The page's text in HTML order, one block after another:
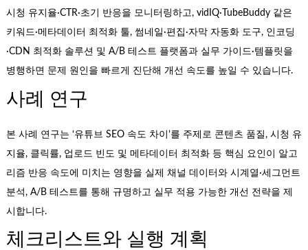
시청 유지율·CTR·초기 반응을 모니터링하고, vidIQ·TubeBuddy 같은
키워드·메타데이터 최적화 툴, 썸네일·편집·자막 자동화 도구, 인코딩
·CDN 최적화 솔루션 및 A/B 테스트 플랫폼과 실무 가이드·템플릿을
병행하면 문제 원인을 빠르게 진단해 개선 속도를 높일 수 있습니다.
사례 연구
본 사례 연구는 ‘유튜브 SEO 속도 차이’를 주제로 콘텐츠 품질, 시청 유
지율, 클릭률, 업로드 빈도 및 메타데이터 최적화 등 핵심 요인이 알고
리즘 반응 속도에 미치는 영향을 실제 채널 데이터와 시계열·세그먼트
분석, A/B 테스트를 통해 규명하고 실무 적용 가능한 개선 전략을 제
시합니다.
체크리스트와 실행 계획